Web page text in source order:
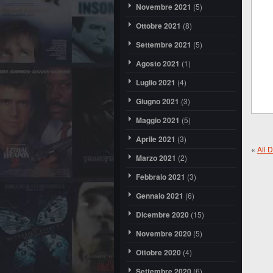
Novembre 2021 (5)
Ottobre 2021 (8)
Settembre 2021 (5)
Agosto 2021 (1)
Luglio 2021 (4)
Giugno 2021 (3)
Maggio 2021 (5)
Aprile 2021 (3)
Marzo 2021 (2)
Febbraio 2021 (3)
Gennaio 2021 (6)
Dicembre 2020 (15)
Novembre 2020 (5)
Ottobre 2020 (4)
(6)
« All